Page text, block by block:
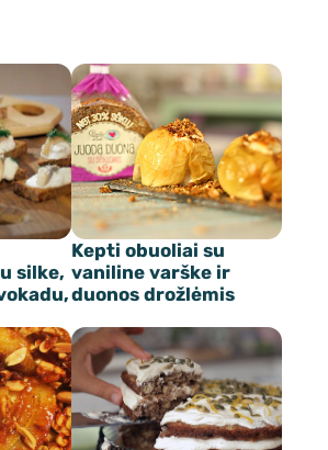
silke,
Kepti obuoliai su
vaniline varške ir
duonos drožlėmis